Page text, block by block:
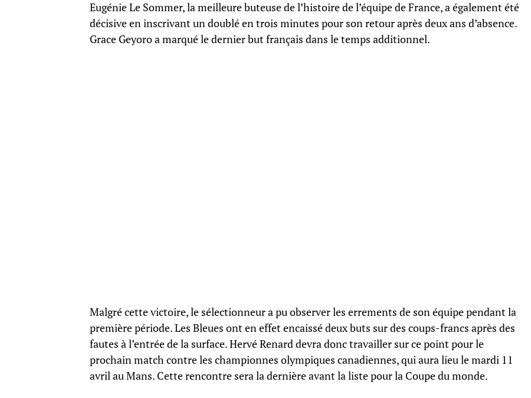
Eugénie Le Sommer, la meilleure buteuse de l’histoire de l’équipe de France, a également été
décisive en inscrivant un doublé en trois minutes pour son retour après deux ans d’absence.
Grace Geyoro a marqué le dernier but français dans le temps additionnel.
Malgré cette victoire, le sélectionneur a pu observer les errements de son équipe pendant la
première période. Les Bleues ont en effet encaissé deux buts sur des coups-francs après des
fautes à l’entrée de la surface. Hervé Renard devra donc travailler sur ce point pour le
prochain match contre les championnes olympiques canadiennes, qui aura lieu le mardi 11
avril au Mans. Cette rencontre sera la dernière avant la liste pour la Coupe du monde.